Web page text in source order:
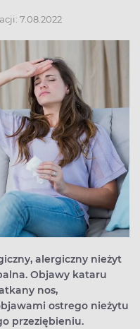
7.08.2022
alergiczny nieżyt
Objawy kataru
nos,
ostrego nieżytu
przeziębieniu.